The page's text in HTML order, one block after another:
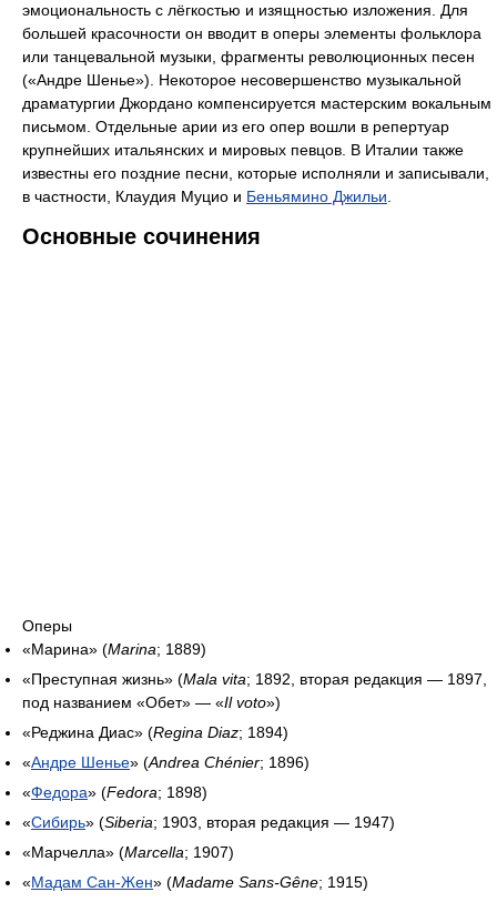
эмоциональность с лёгкостью и изящностью изложения. Для
большей красочности он вводит в оперы элементы фольклора
или танцевальной музыки, фрагменты революционных песен
(«Андре Шенье»). Некоторое несовершенство музыкальной
драматургии Джордано компенсируется мастерским вокальным
письмом. Отдельные арии из его опер вошли в репертуар
крупнейших итальянских и мировых певцов. В Италии также
известны его поздние песни, которые исполняли и записывали,
в частности, Клаудия Муцио и Беньямино Джильи.
Основные сочинения
Оперы
«Марина» (Marina; 1889)
«Преступная жизнь» (Mala vita; 1892, вторая редакция ― 1897,
под названием «Обет» ― «Il voto»)
«Реджина Диас» (Regina Diaz; 1894)
«Андре Шенье» (Andrea Chénier; 1896)
«Федора» (Fedora; 1898)
«Сибирь» (Siberia; 1903, вторая редакция ― 1947)
«Марчелла» (Marcella; 1907)
«Мадам Сан-Жен» (Madame Sans-Gêne; 1915)